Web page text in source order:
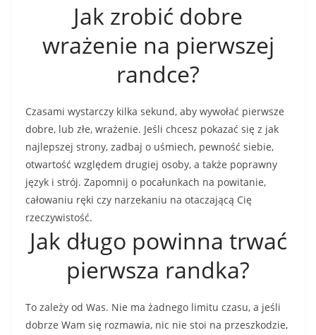
Jak zrobić dobre
wrażenie na pierwszej
randce?
Czasami wystarczy kilka sekund, aby wywołać pierwsze
dobre, lub złe, wrażenie. Jeśli chcesz pokazać się z jak
najlepszej strony, zadbaj o uśmiech, pewność siebie,
otwartość względem drugiej osoby, a także poprawny
język i strój. Zapomnij o pocałunkach na powitanie,
całowaniu ręki czy narzekaniu na otaczającą Cię
rzeczywistość.
Jak długo powinna trwać
pierwsza randka?
To zależy od Was. Nie ma żadnego limitu czasu, a jeśli
dobrze Wam się rozmawia, nic nie stoi na przeszkodzie,